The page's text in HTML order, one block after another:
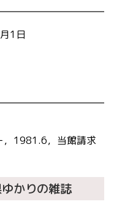
1日
1981.6，当館請求
かりの雑誌